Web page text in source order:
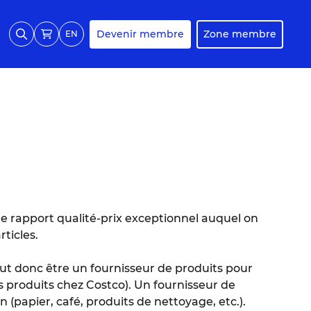
EN Devenir membre Zone membre
rapport qualité-prix exceptionnel auquel on
donc être un fournisseur de produits pour
chez Costco). Un fournisseur de
café, produits de nettoyage, etc.).